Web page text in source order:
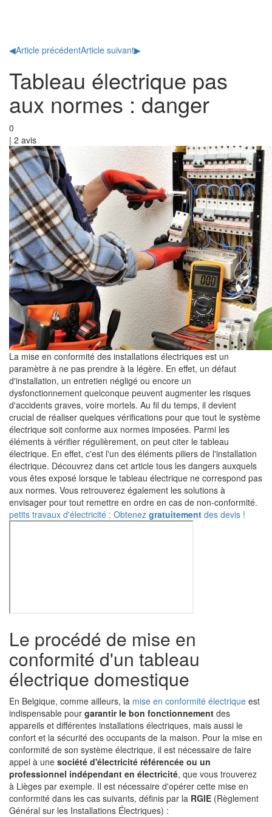
◀Article précédentArticle suivant▶
Tableau électrique pas
aux normes : danger
0
| 2 avis
La mise en conformité des installations électriques est un
paramètre à ne pas prendre à la légère. En effet, un défaut
d'installation, un entretien négligé ou encore un
dysfonctionnement quelconque peuvent augmenter les risques
d'accidents graves, voire mortels. Au fil du temps, il devient
crucial de réaliser quelques vérifications pour que tout le système
électrique soit conforme aux normes imposées. Parmi les
éléments à vérifier régulièrement, on peut citer le tableau
électrique. En effet, c'est l'un des éléments piliers de l'installation
électrique. Découvrez dans cet article tous les dangers auxquels
vous êtes exposé lorsque le tableau électrique ne correspond pas
aux normes. Vous retrouverez également les solutions à
envisager pour tout remettre en ordre en cas de non-conformité.
petits travaux d'électricité : Obtenez gratuitement des devis !
Le procédé de mise en
conformité d'un tableau
électrique domestique
En Belgique, comme ailleurs, la mise en conformité électrique est
indispensable pour garantir le bon fonctionnement des
appareils et différentes installations électriques, mais aussi le
confort et la sécurité des occupants de la maison. Pour la mise en
conformité de son système électrique, il est nécessaire de faire
appel à une société d'électricité référencée ou un
professionnel indépendant en électricité, que vous trouverez
à Lièges par exemple. Il est nécessaire d'opérer cette mise en
conformité dans les cas suivants, définis par la RGIE (Règlement
Général sur les Installations Électriques) :